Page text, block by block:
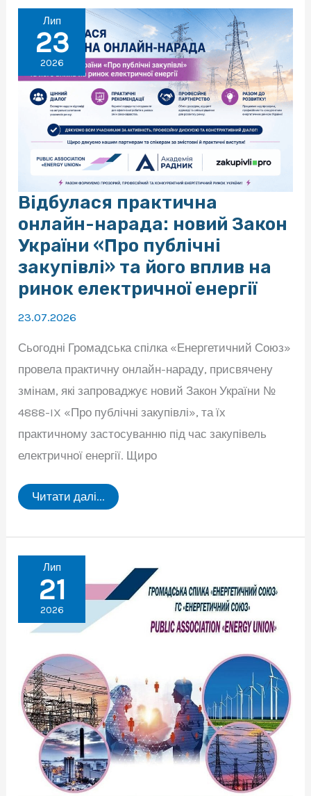
ухвалила
постанову
№
1223,
якою
внесено
зміни
до
окремих
нормативно-
правових
актів
сфері
ліцензування
Лип
23
2026
Відбулася практична
онлайн-нарада: новий Закон
України «Про публічні
закупівлі» та його вплив на
ринок електричної енергії
23.07.2026
Сьогодні Громадська спілка «Енергетичний Союз»
провела практичну онлайн-нараду, присвячену
змінам, які запроваджує новий Закон України №
4888-IX «Про публічні закупівлі», та їх
практичному застосуванню під час закупівель
електричної енергії. Щиро
Відбулася
практична
Закон
України
«Про
публічні
закупівлі»
та
його
ринок
електричної
енергії
Читати далі...
Лип
21
2026